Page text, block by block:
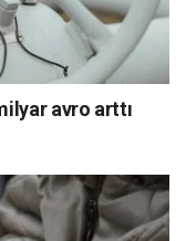
avro arttı